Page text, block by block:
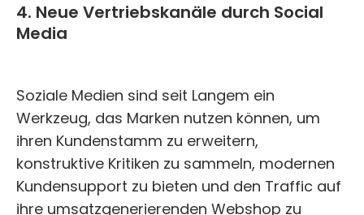
4. Neue Vertriebskanäle durch Social
Media
Soziale Medien sind seit Langem ein
Werkzeug, das Marken nutzen können, um
ihren Kundenstamm zu erweitern,
konstruktive Kritiken zu sammeln, modernen
Kundensupport zu bieten und den Traffic auf
ihre umsatzgenerierenden Webshop zu